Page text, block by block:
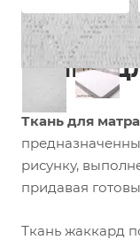
Ткань
Ткань для
рисунку,
придавая
Ткань жаккард